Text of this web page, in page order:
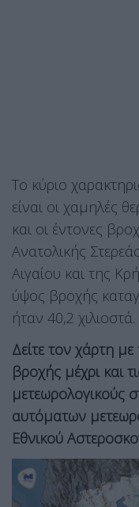
Το κύριο
είναι οι χαμηλές
και οι έντονες
Ανατολικής
Αιγαίου και της
ύψος βροχής
ήταν 40,2 χιλιοστά.
Δείτε τον χάρτη
βροχής μέχρι και
μετεωρολογικούς
αυτόματων
Εθνικού